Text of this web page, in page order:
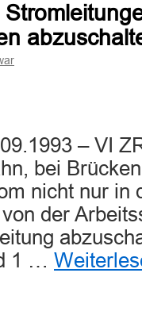
– VI
bei
nicht nur in
der
1 …